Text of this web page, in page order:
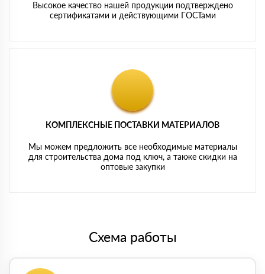
Высокое качество нашей продукции подтверждено
сертификатами и действующими ГОСТами
КОМПЛЕКСНЫЕ ПОСТАВКИ МАТЕРИАЛОВ
Мы можем предложить все необходимые материалы
для строительства дома под ключ, а также скидки на
оптовые закупки
Схема работы